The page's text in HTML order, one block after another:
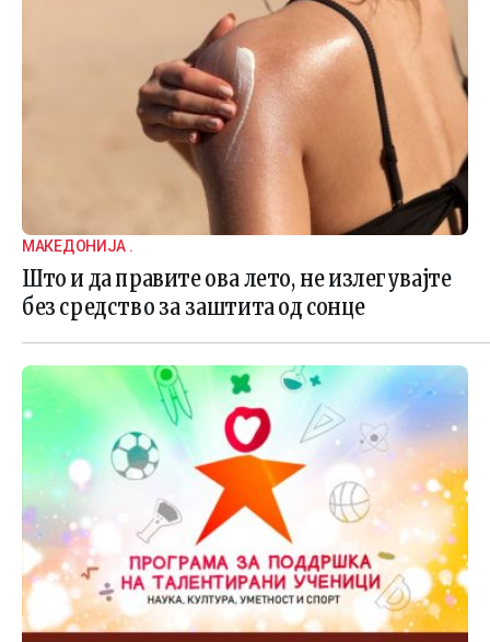
МАКЕДОНИЈА .
Што и да правите ова лето, не излегувајте
без средство за заштита од сонце